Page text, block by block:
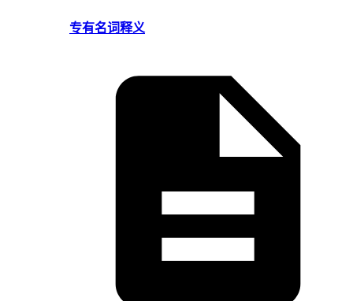
专有名词释义